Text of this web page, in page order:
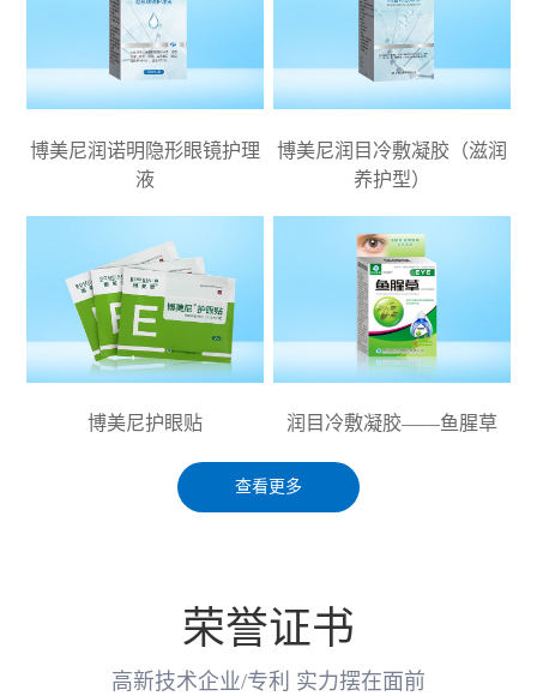
博美尼润诺明隐形眼镜护理
液
博美尼润目冷敷凝胶（滋润
养护型）
博美尼护眼贴 润目冷敷凝胶——鱼腥草
查看更多
荣誉证书
高新技术企业/专利 实力摆在面前